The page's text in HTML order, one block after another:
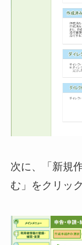
次に、「新規
む」をクリッ